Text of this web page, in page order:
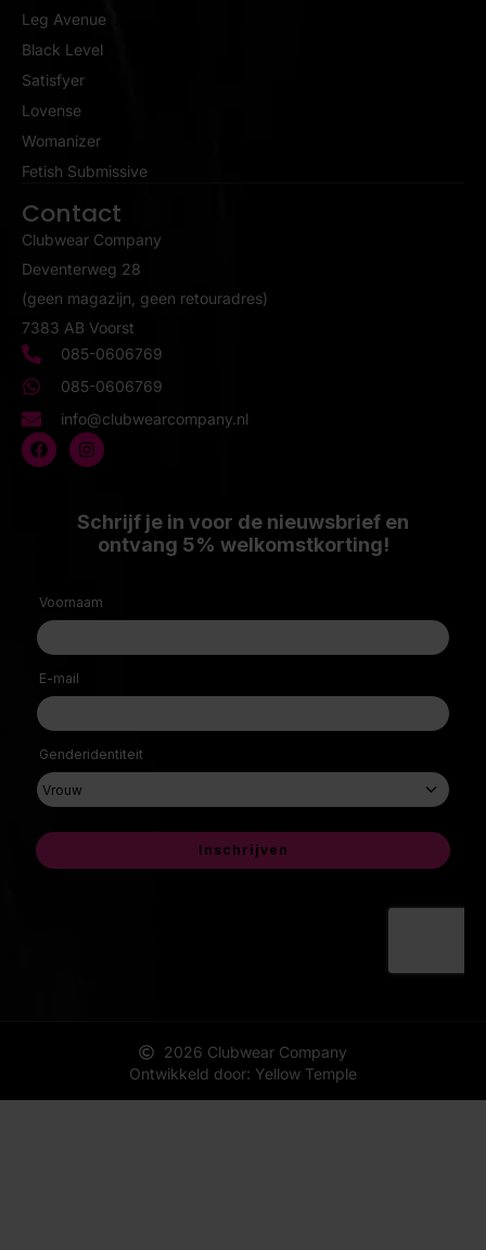
Leg Avenue
Black Level
Satisfyer
Lovense
Womanizer
Fetish Submissive
Contact
Clubwear Company
Deventerweg 28
(geen magazijn, geen retouradres)
7383 AB Voorst
085-0606769
085-0606769
info@clubwearcompany.nl
2026 Clubwear Company
Ontwikkeld door: Yellow Temple